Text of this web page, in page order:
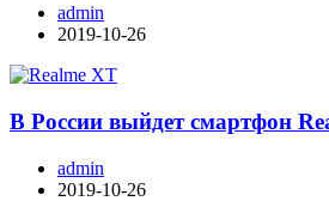
admin
2019-10-26
В России выйдет смартфон
admin
2019-10-26